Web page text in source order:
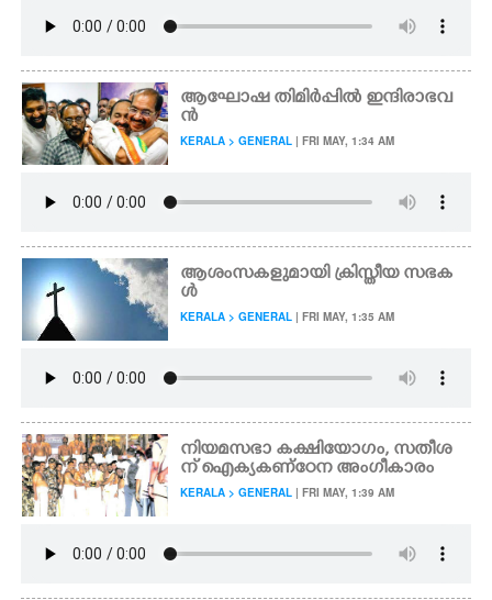
ആഘോഷ തിമിർപ്പിൽ ഇന്ദിരാഭവ
ൻ
KERALA > GENERAL | FRI MAY, 1:34 AM
ആശംസകളുമായി ക്രിസ്തീയ സഭക
ൾ
KERALA > GENERAL | FRI MAY, 1:35 AM
നിയമസഭാ കക്ഷിയോഗം, സതീശ
ന് ഐക്യകണ്ഠേന അംഗീകാരം
KERALA > GENERAL | FRI MAY, 1:39 AM